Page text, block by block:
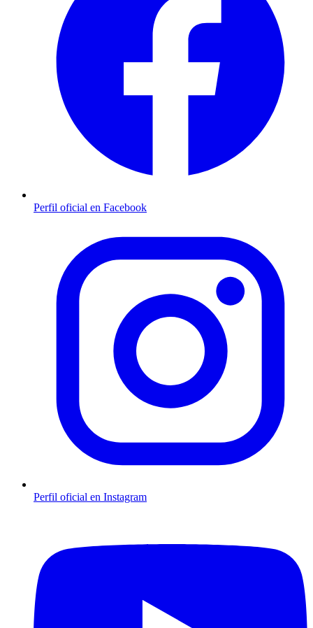
Perfil oficial en Facebook
Perfil oficial en Instagram